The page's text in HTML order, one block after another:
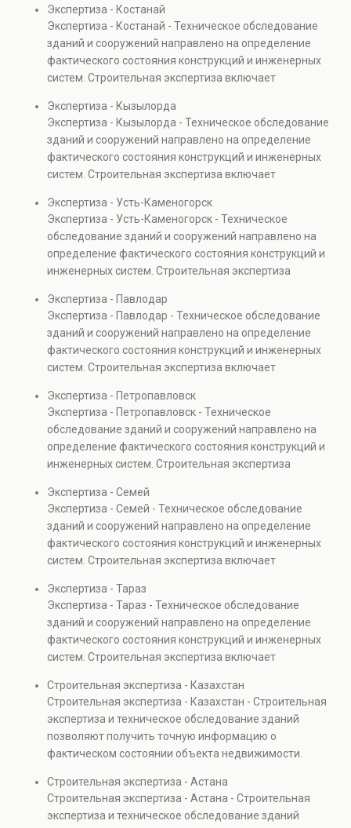
элементов и оценку эксплуатационной безопасности.
Услуга востребована при покупке недвижимости,
капитальном ремонте и реконструкции объектов, а
также при судебных разбирательствах и технических
проверках.
Экспертиза - Костанай
Экспертиза - Костанай - Техническое обследование
зданий и сооружений направлено на определение
фактического состояния конструкций и инженерных
систем. Строительная экспертиза включает
элементов и оценку эксплуатационной безопасности.
Услуга востребована при покупке недвижимости,
капитальном ремонте и реконструкции объектов, а
также при судебных разбирательствах и технических
проверках.
Экспертиза - Кызылорда
Экспертиза - Кызылорда - Техническое обследование
зданий и сооружений направлено на определение
фактического состояния конструкций и инженерных
систем. Строительная экспертиза включает
элементов и оценку эксплуатационной безопасности.
Услуга востребована при покупке недвижимости,
капитальном ремонте и реконструкции объектов, а
также при судебных разбирательствах и технических
проверках.
Экспертиза - Усть-Каменогорск
Экспертиза - Усть-Каменогорск - Техническое
обследование зданий и сооружений направлено на
определение фактического состояния конструкций и
инженерных систем. Строительная экспертиза
прочности элементов и оценку эксплуатационной
безопасности. Услуга востребована при покупке
недвижимости, капитальном ремонте и реконструкции
объектов, а также при судебных разбирательствах и
технических проверках.
Экспертиза - Павлодар
Экспертиза - Павлодар - Техническое обследование
зданий и сооружений направлено на определение
фактического состояния конструкций и инженерных
систем. Строительная экспертиза включает
элементов и оценку эксплуатационной безопасности.
Услуга востребована при покупке недвижимости,
капитальном ремонте и реконструкции объектов, а
также при судебных разбирательствах и технических
проверках.
Экспертиза - Петропавловск
Экспертиза - Петропавловск - Техническое
обследование зданий и сооружений направлено на
определение фактического состояния конструкций и
инженерных систем. Строительная экспертиза
прочности элементов и оценку эксплуатационной
безопасности. Услуга востребована при покупке
недвижимости, капитальном ремонте и реконструкции
объектов, а также при судебных разбирательствах и
технических проверках.
Экспертиза - Семей
Экспертиза - Семей - Техническое обследование
зданий и сооружений направлено на определение
фактического состояния конструкций и инженерных
систем. Строительная экспертиза включает
элементов и оценку эксплуатационной безопасности.
Услуга востребована при покупке недвижимости,
капитальном ремонте и реконструкции объектов, а
также при судебных разбирательствах и технических
проверках.
Экспертиза - Тараз
Экспертиза - Тараз - Техническое обследование
зданий и сооружений направлено на определение
фактического состояния конструкций и инженерных
систем. Строительная экспертиза включает
элементов и оценку эксплуатационной безопасности.
Услуга востребована при покупке недвижимости,
капитальном ремонте и реконструкции объектов, а
также при судебных разбирательствах и технических
проверках.
Строительная экспертиза - Казахстан
Строительная экспертиза - Казахстан - Строительная
экспертиза и техническое обследование зданий
позволяют получить точную информацию о
фактическом состоянии объекта недвижимости.
инженерных систем с выявлением скрытых дефектов
и нарушений. Услуга используется для проверки
качества строительства, подготовки к реконструкции,
Строительная экспертиза - Астана
Строительная экспертиза - Астана - Строительная
экспертиза и техническое обследование зданий